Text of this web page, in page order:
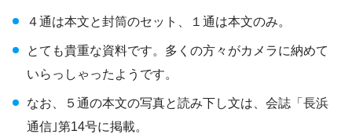
４通は本文と封筒のセット、１通は本文のみ。
とても貴重な資料です。多くの方々がカメラに納めて
いらっしゃったようです。
なお、５通の本文の写真と読み下し文は、会誌「長浜
通信｣第14号に掲載。